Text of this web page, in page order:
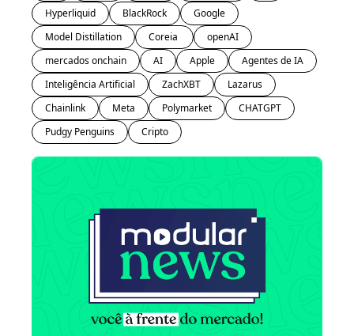
Hyperliquid
BlackRock
Google
Model Distillation
openAI
mercados onchain
AI Apple
Agentes de IA
Inteligência Artificial
ZachXBT
Lazarus
Chainlink
Meta Polymarket
CHATGPT
Pudgy Penguins
Cripto